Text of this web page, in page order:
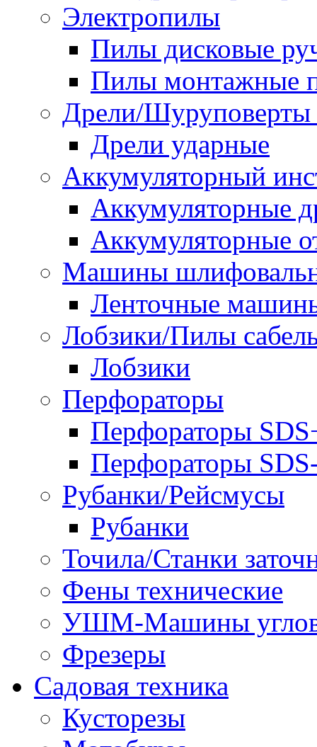
Электропилы
Пилы дисковые
Пилы монтажные
Дрели/Шуруповерты
Дрели ударные
Аккумуляторный
Аккумуляторные
Аккумуляторные
Машины
Ленточные
Лобзики/Пилы
Лобзики
Перфораторы
Перфораторы
Перфораторы
Рубанки/Рейсмусы
Рубанки
Точила/Станки
Фены технические
УШМ-Машины
Фрезеры
Садовая техника
Кусторезы